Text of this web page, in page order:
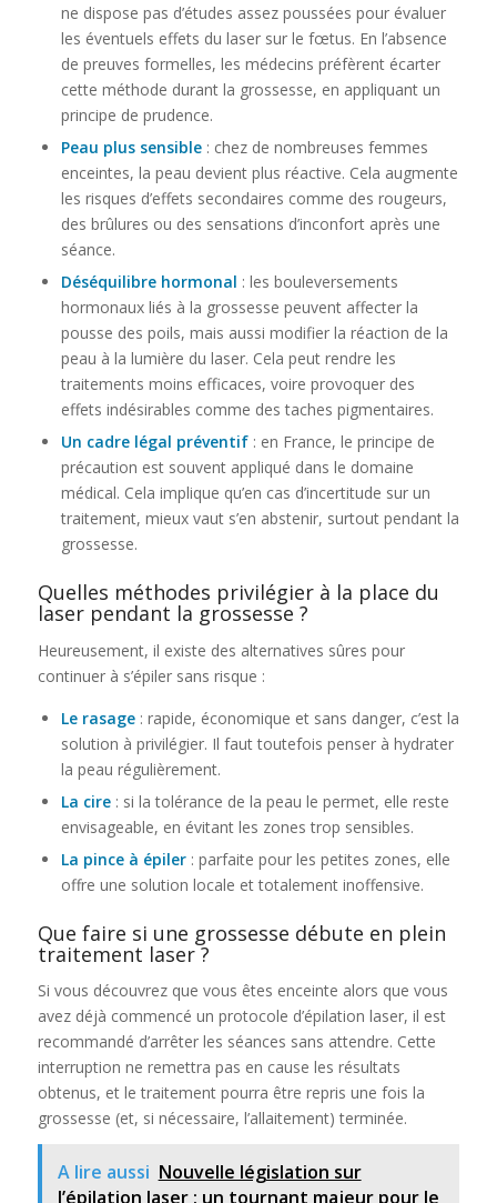
ne dispose pas d’études assez poussées pour évaluer
les éventuels effets du laser sur le fœtus. En l’absence
de preuves formelles, les médecins préfèrent écarter
cette méthode durant la grossesse, en appliquant un
principe de prudence.
Peau plus sensible : chez de nombreuses femmes
enceintes, la peau devient plus réactive. Cela augmente
les risques d’effets secondaires comme des rougeurs,
des brûlures ou des sensations d’inconfort après une
séance.
Déséquilibre hormonal : les bouleversements
hormonaux liés à la grossesse peuvent affecter la
pousse des poils, mais aussi modifier la réaction de la
peau à la lumière du laser. Cela peut rendre les
traitements moins efficaces, voire provoquer des
effets indésirables comme des taches pigmentaires.
Un cadre légal préventif : en France, le principe de
précaution est souvent appliqué dans le domaine
médical. Cela implique qu’en cas d’incertitude sur un
traitement, mieux vaut s’en abstenir, surtout pendant la
grossesse.
Quelles méthodes privilégier à la place du
laser pendant la grossesse ?
Heureusement, il existe des alternatives sûres pour
continuer à s’épiler sans risque :
Le rasage : rapide, économique et sans danger, c’est la
solution à privilégier. Il faut toutefois penser à hydrater
la peau régulièrement.
La cire : si la tolérance de la peau le permet, elle reste
envisageable, en évitant les zones trop sensibles.
La pince à épiler : parfaite pour les petites zones, elle
offre une solution locale et totalement inoffensive.
Que faire si une grossesse débute en plein
traitement laser ?
Si vous découvrez que vous êtes enceinte alors que vous
avez déjà commencé un protocole d’épilation laser, il est
recommandé d’arrêter les séances sans attendre. Cette
interruption ne remettra pas en cause les résultats
obtenus, et le traitement pourra être repris une fois la
grossesse (et, si nécessaire, l’allaitement) terminée.
A lire aussi Nouvelle législation sur
l’épilation laser : un tournant majeur pour le